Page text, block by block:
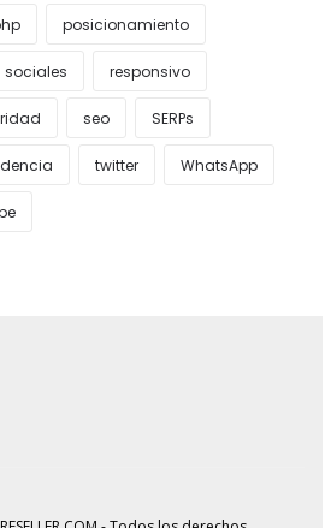
posicionamiento
sociales responsivo
seo SERPs
twitter WhatsApp